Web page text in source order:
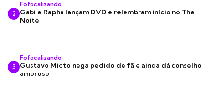
2
Fofocalizando
Gabi e Rapha lançam DVD e relembram início no The
Noite
3
Fofocalizando
Gustavo Mioto nega pedido de fã e ainda dá conselho
amoroso